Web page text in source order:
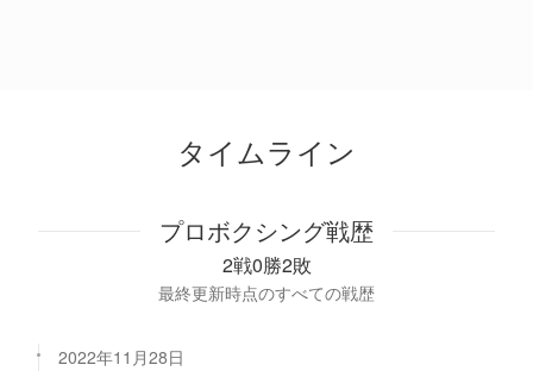
タイムライン
プロボクシング戦歴
2戦0勝2敗
最終更新時点のすべての戦歴
2022年11月28日